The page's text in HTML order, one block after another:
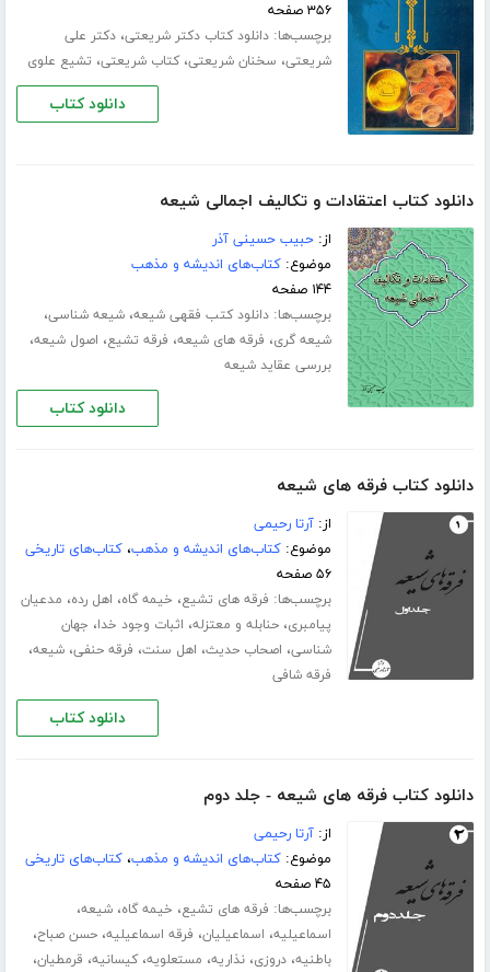
۳۵۶ صفحه
برچسب‌ها:دانلود کتاب دکتر شریعتی،دکتر علی
شریعتی، سخنان شریعتی،کتاب شریعتی، تشیع علوی
دانلود کتاب
دانلود کتاب اعتقادات و تکالیف اجمالی شیعه
از:حبیب حسینی آذر
موضوع:کتاب‌های اندیشه و مذهب
۱۴۴ صفحه
برچسب‌ها:دانلود کتب فقهی شیعه،شیعه شناسی،
شیعه گری، فرقه های شیعه، فرقه تشیع، اصول شیعه،
بررسی عقاید شیعه
دانلود کتاب
دانلود کتاب فرقه های شیعه
از:آرتا رحیمی
موضوع:کتاب‌های اندیشه و مذهب،کتاب‌های تاریخی
۵۶ صفحه
برچسب‌ها: فرقه های تشیع، خیمه گاه، اهل رده، مدعیان
پیامبری،حنابله و معتزله، اثبات وجود خدا، جهان
شناسی، اصحاب حدیث، اهل سنت، فرقه حنفی،شیعه،
فرقه شافی
دانلود کتاب
دانلود کتاب فرقه های شیعه - جلد دوم
از:آرتا رحیمی
موضوع:کتاب‌های اندیشه و مذهب،کتاب‌های تاریخی
۴۵ صفحه
برچسب‌ها: فرقه های تشیع، خیمه گاه،شیعه،
اسماعیلیه، اسماعیلیان، فرقه اسماعیلیه،حسن صباح،
باطنیه،دروزی،نذاریه، مستعلویه،کیسانیه، قرمطیان،